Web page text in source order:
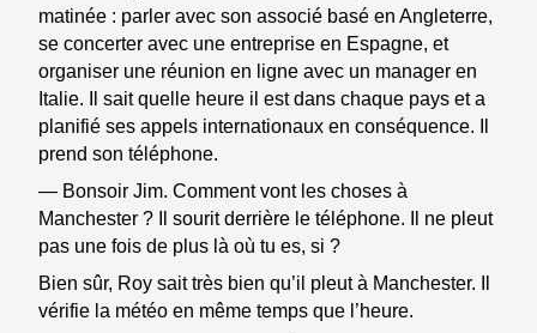
matinée : parler avec son associé basé en Angleterre,
se concerter avec une entreprise en Espagne, et
organiser une réunion en ligne avec un manager en
Italie. Il sait quelle heure il est dans chaque pays et a
planifié ses appels internationaux en conséquence. Il
prend son téléphone.
— Bonsoir Jim. Comment vont les choses à
Manchester ? Il sourit derrière le téléphone. Il ne pleut
pas une fois de plus là où tu es, si ?
Bien sûr, Roy sait très bien qu’il pleut à Manchester. Il
vérifie la météo en même temps que l’heure.